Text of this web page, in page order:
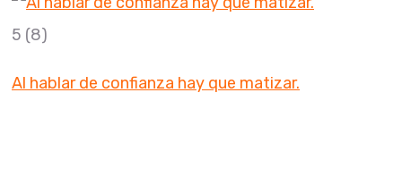
5 (8)
Al hablar de confianza hay que matizar.